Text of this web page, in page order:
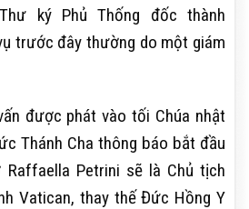
ký Phủ Thống đốc thành
trước đây thường do một giám
được phát vào tối Chúa nhật
Thánh Cha thông báo bắt đầu
Petrini sẽ là Chủ tịch
Vatican, thay thế Đức Hồng Y